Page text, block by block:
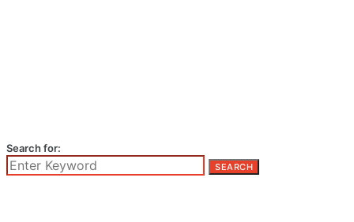
Search for:
SEARCH